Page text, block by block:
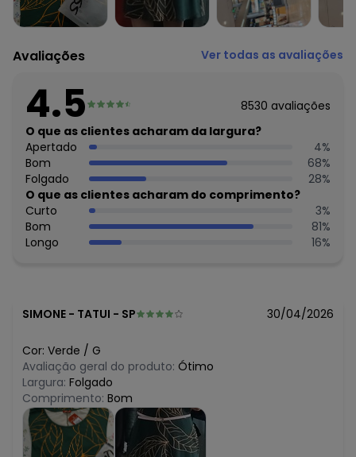
Histórico de preços
O preço apresentado abaixo é o menor oferecido em
algum dia do mês, para o menor tamanho disponível.
julho/2026 N/D*
junho/2026 R$ 29,99
maio/2026
abril/2026 R$ 32,99
março/2026 R$ 63,99
fevereiro/2026 R$ 88,99
Avaliações Ver todas as avaliações
4.5 8530 avaliações
O que as clientes acharam da largura?
Apertado
4%
Bom
68%
Folgado
28%
O que as clientes acharam do comprimento?
Curto
3%
Bom
81%
Longo
16%
SIMONE - TATUI - SP 30/04/2026
Cor: Verde / G
Avaliação geral do produto: Ótimo
Largura: Folgado
Comprimento: Bom